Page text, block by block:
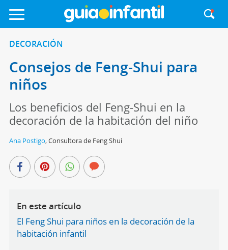
DECORACIÓN
Consejos de Feng-Shui para
niños
Los beneficios del Feng-Shui en la
decoración de la habitación del niño
Ana Postigo,Consultora de Feng Shui
En este artículo
El Feng Shui para niños en la decoración de la
habitación infantil